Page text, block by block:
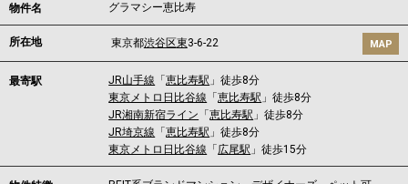
物件名 グラマシー恵比寿
所在地 東京都渋谷区東3-6-22 MAP
最寄駅 JR山手線 「恵比寿駅 」徒歩8分
東京メトロ日比谷線 「恵比寿駅 」徒歩8分
JR湘南新宿ライン 「恵比寿駅 」徒歩8分
JR埼京線 「恵比寿駅 」徒歩8分
東京メトロ日比谷線 「 広尾駅 」徒歩15分